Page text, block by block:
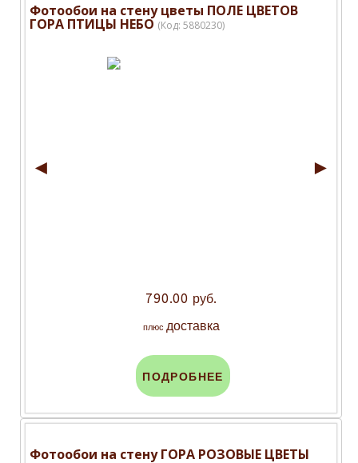
Фотообои на стену цветы ПОЛЕ ЦВЕТОВ
ГОРА ПТИЦЫ НЕБО (Код: 5880230)
◄ ►
790.00 руб.
плюс доставка
ПОДРОБНЕЕ
Фотообои на стену ГОРА РОЗОВЫЕ ЦВЕТЫ